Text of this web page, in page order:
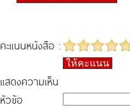
คะแนนหนังสือ :
ให้คะแนน
แสดงความเห็น
หัวข้อ